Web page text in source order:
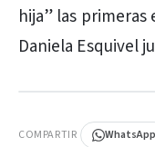
hija” las
Daniela Esquivel
COMPARTIR WhatsApp